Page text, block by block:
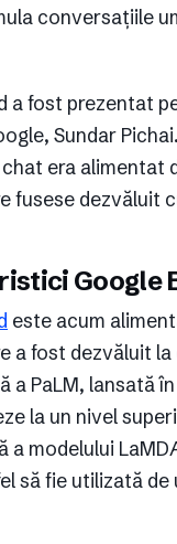
conversațiile
a fost prezentat
Sundar
era alimentat
fusese dezvăluit
Google
este acum
a fost dezvăluit
a PaLM, lansată
la un nivel
a modelului
să fie utilizată